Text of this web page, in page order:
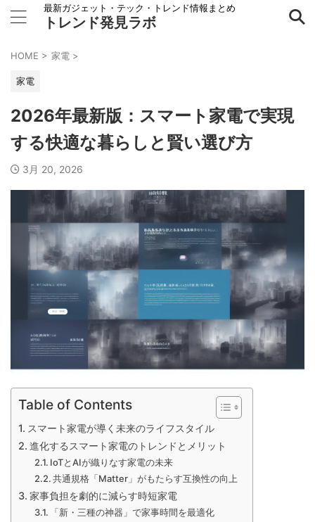
最新ガジェット・テック・トレンド情報まとめ
トレンド発見ラボ
HOME > 家電 >
家電
2026年最新版：スマート家電で実現
する快適な暮らしと賢い選び方
3月 20, 2026
Table of Contents
スマート家電が導く未来のライフスタイル
進化するスマート家電のトレンドとメリット
IoTとAIが織りなす家電の未来
共通規格「Matter」がもたらす互換性の向上
家事負担を劇的に減らす時短家電
「新・三種の神器」で家事時間を最適化